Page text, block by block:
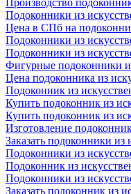
Производство
Подоконники из
Цена в СПб на
Подоконники из
Подоконники из
Фигурные подоконники
Цена подоконника из
Подоконник из
Купить подоконник из
Купить подоконник из
Изготовление
Заказать подоконники из
Подоконники из
Подоконник из
Подоконники из
Заказать подоконник из